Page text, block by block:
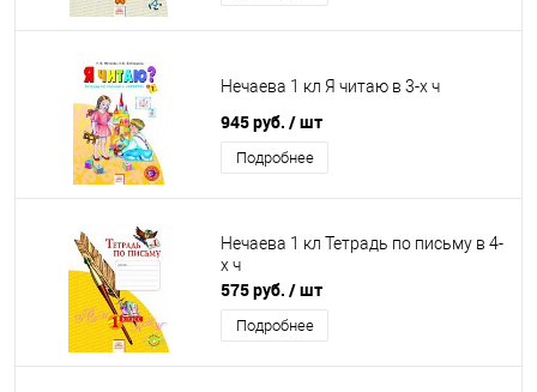
Нечаева 1 кл Я читаю в 3-х ч
945 руб. / шт
Подробнее
Нечаева 1 кл Тетрадь по письму в 4-
х ч
575 руб. / шт
Подробнее